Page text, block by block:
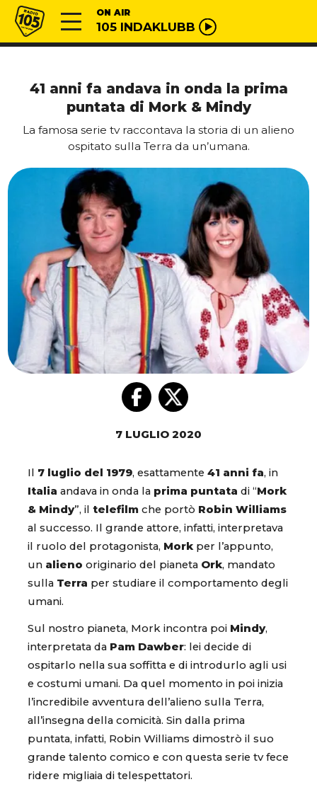
Vai al contenuto
Radio 105 ON AIR
105 INDAKLUBB
41 anni fa andava in onda la prima
puntata di Mork & Mindy
La famosa serie tv raccontava la storia di un alieno
ospitato sulla Terra da un’umana.
7 LUGLIO 2020
Il 7 luglio del 1979, esattamente 41 anni fa, in
Italia andava in onda la prima puntata di “Mork
& Mindy”, il telefilm che portò Robin Williams
al successo. Il grande attore, infatti, interpretava
il ruolo del protagonista, Morkper l’appunto,
un alieno originario del pianeta Ork, mandato
sulla Terra per studiare il comportamento degli
umani.
Sul nostro pianeta, Mork incontra poi Mindy,
interpretata da Pam Dawber: lei decide di
ospitarlo nella sua soffitta e di introdurlo agli usi
e costumi umani. Da quel momento in poi inizia
l’incredibile avventura dell’alieno sulla Terra,
all’insegna della comicità. Sin dalla prima
puntata, infatti, Robin Williams dimostrò il suo
grande talento comico e con questa serie tv fece
ridere migliaia di telespettatori.